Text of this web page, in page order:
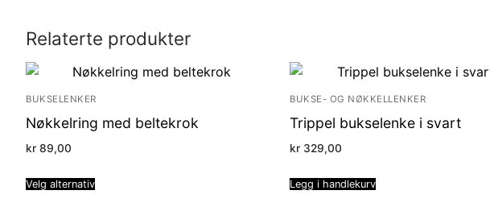
Relaterte produkter
BUKSELENKER
Nøkkelring med beltekrok
kr 89,00
Velg alternativ
BUKSE- OG NØKKELLENKER
Trippel bukselenke i svart
kr 329,00
Legg i handlekurv